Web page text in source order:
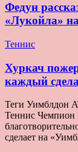
Федун
«Лукойла»
Теннис
Хуркач
каждый
Теги Уимблдон
Теннис Чемпион
сделает на